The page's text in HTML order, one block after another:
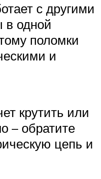
с другими
одной
поломки
и
крутить или
– обратите
цепь и